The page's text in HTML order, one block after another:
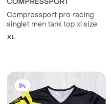
Compressport pro racing
singlet men tank top xl size
XL